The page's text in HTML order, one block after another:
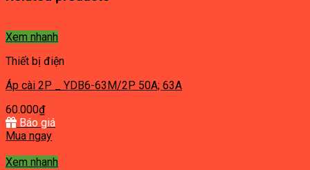
Xem nhanh
Thiết bị điện
Áp cài 2P _ YDB6-63M/2P 50A; 63A
60.000₫
Báo giá
Mua ngay
Xem nhanh